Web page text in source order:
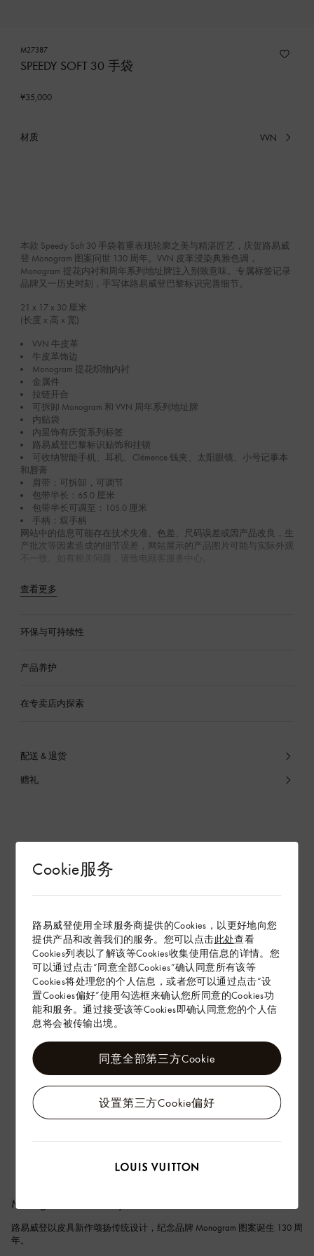
Cookie服务
路易威登使用全球服务商提供的Cookies，以更好地向您
提供产品和改善我们的服务。您可以点击此处查看
Cookies列表以了解该等Cookies收集使用信息的详情。您
可以通过点击“同意全部Cookies”确认同意所有该等
Cookies将处理您的个人信息，或者您可以通过点击“设
置Cookies偏好”使用勾选框来确认您所同意的Cookies功
能和服务。通过接受该等Cookies即确认同意您的个人信
息将会被传输出境。
设置第三方Cookie偏好
同意全部第三方Cookie
M27387
SPEEDY SOFT 30 手袋
¥35,000
材质 VVN
已
本款 Speedy Soft 30 手袋着重表现轮廓之美与精湛匠艺，庆贺路易威
登 Monogram 图案问世 130 周年。VVN 皮革浸染典雅色调，
Monogram 提花内衬和周年系列地址牌注入别致意味。专属标签记录
品牌又一历史时刻，手写体路易威登巴黎标识完善细节。
21 x 17 x 30厘米
(长度 x 高 x 宽)
VVN 牛皮革
牛皮革饰边
Monogram 提花织物内衬
金属件
拉链开合
可拆卸 Monogram 和 VVN 周年系列地址牌
内贴袋
内里饰有庆贺系列标签
路易威登巴黎标识贴饰和挂锁
可收纳智能手机、耳机、Clémence 钱夹、太阳眼镜、小号记事本
和唇膏
肩带：可拆卸，可调节
包带半长：65.0 厘米
包带半长可调至：105.0 厘米
手柄：双手柄
网站中的信息可能存在技术失准、色差、尺码误差或因产品改良，生
产批次等因素造成的细节误差，网站展示的产品图片可能与实际外观
不一致。如有相关问题，请致电顾客服务中心。
查看更多
环保与可持续性
产品养护
在专卖店内探索
配送 & 退货
赠礼
Monogram Anniversary
路易威登以皮具新作颂扬传统设计，纪念品牌 Monogram 图案诞生 130 周
年。